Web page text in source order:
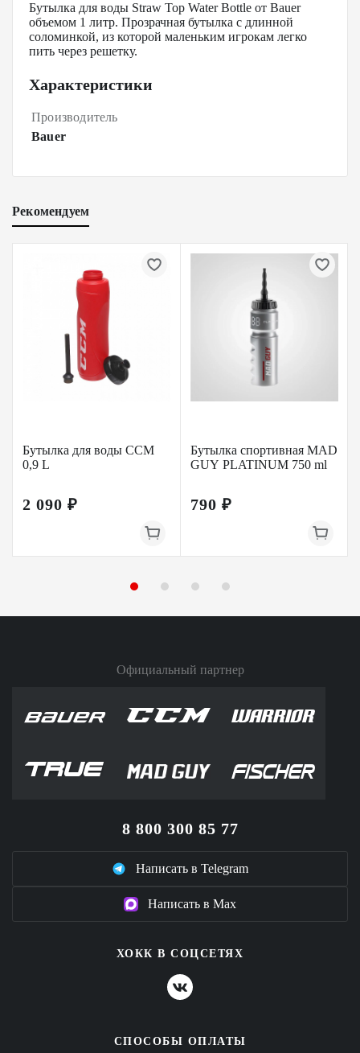
Бутылка для воды Straw Top Water Bottle от Bauer
объемом 1 литр. Прозрачная бутылка с длинной
соломинкой, из которой маленьким игрокам легко
пить через решетку.
Характеристики
Производитель
Bauer
Рекомендуем
Бутылка для воды CCM
0,9 L
2 090 ₽
Бутылка спортивная MAD
GUY PLATINUM 750 ml
790 ₽
Официальный партнер
8 800 300 85 77
Написать в Telegram
Написать в Max
ХОКК В СОЦСЕТЯХ
СПОСОБЫ ОПЛАТЫ